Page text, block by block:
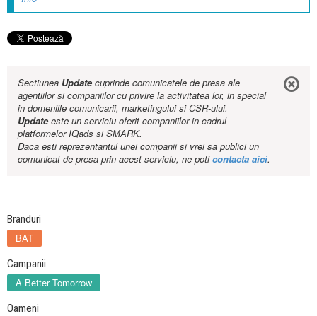
Sectiunea Updatecuprinde comunicatele de presa ale
agentiilor si companiilor cu privire la activitatea lor, in special
in domeniile comunicarii, marketingului si CSR-ului.
Updateeste un serviciu oferit companiilor in cadrul
platformelor IQads si SMARK.
Daca esti reprezentantul unei companii si vrei sa publici un
comunicat de presa prin acest serviciu, ne poticontacta aici.
Branduri
BAT
Campanii
A Better Tomorrow
Oameni